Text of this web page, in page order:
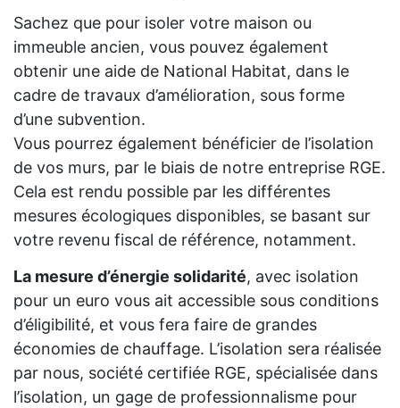
Sachez que pour isoler votre maison ou
immeuble ancien, vous pouvez également
obtenir une aide de National Habitat, dans le
cadre de travaux d’amélioration, sous forme
d’une subvention.
Vous pourrez également bénéficier de l’isolation
de vos murs, par le biais de notre entreprise RGE.
Cela est rendu possible par les différentes
mesures écologiques disponibles, se basant sur
votre revenu fiscal de référence, notamment.
La mesure d’énergie solidarité, avec isolation
pour un euro vous ait accessible sous conditions
d’éligibilité, et vous fera faire de grandes
économies de chauffage. L’isolation sera réalisée
par nous, société certifiée RGE, spécialisée dans
l’isolation, un gage de professionnalisme pour